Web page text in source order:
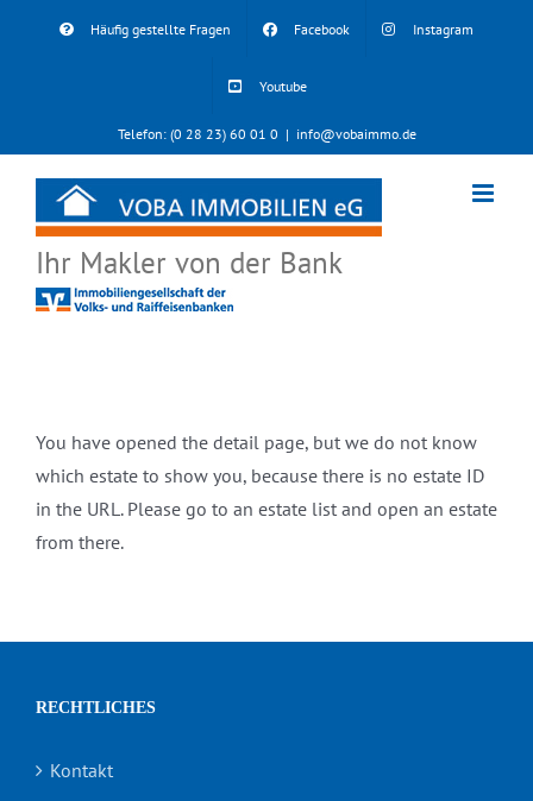
Häufig gestellte Fragen Facebook Instagram
Youtube
Telefon: (0 28 23) 60 01 0 | info@vobaimmo.de
Ihr Makler von der Bank
You have opened the detail page, but we do not know
which estate to show you, because there is no estate ID
in the URL. Please go to an estate list and open an estate
from there.
RECHTLICHES
Kontakt